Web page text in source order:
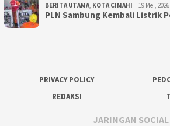
BERITA UTAMA, KOTA CIMAHI 19 Mei, 2026
PLN Sambung Kembali Listrik
PRIVACY POLICY
REDAKSI
JARINGAN SOCIAL